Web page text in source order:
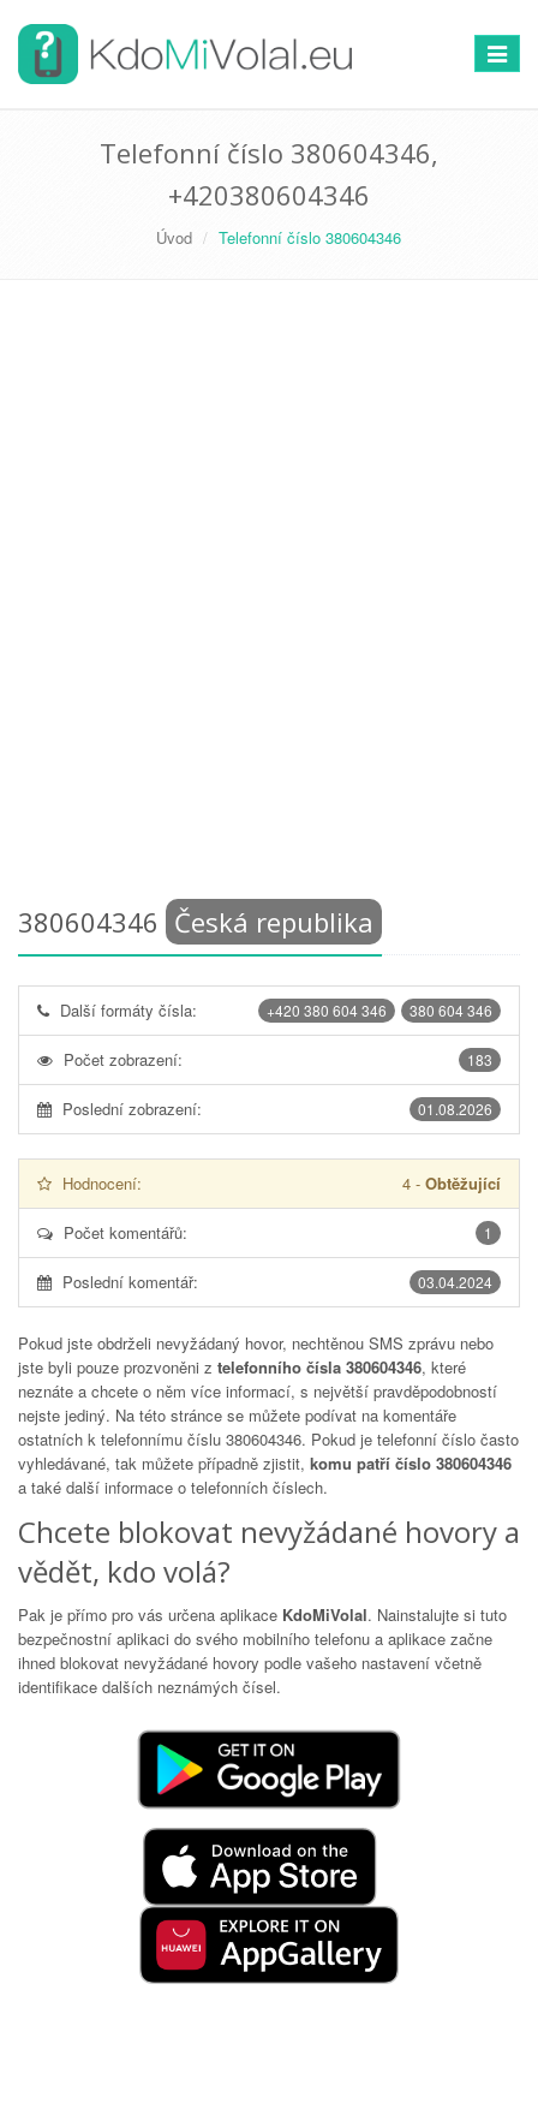
Telefonní číslo 380604346,
+420380604346
Úvod Telefonní číslo 380604346
380604346 Česká republika
380 604 346
+420 380 604 346
Další formáty čísla:
183
Počet zobrazení:
01.08.2026
Poslední zobrazení:
Hodnocení: 4 - Obtěžující
1
Počet komentářů:
03.04.2024
Poslední komentář:
Pokud jste obdrželi nevyžádaný hovor, nechtěnou SMS zprávu nebo
jste byli pouze prozvoněni z telefonního čísla 380604346, které
neznáte a chcete o něm více informací, s největší pravděpodobností
nejste jediný. Na této stránce se můžete podívat na komentáře
ostatních k telefonnímu číslu 380604346. Pokud je telefonní číslo často
vyhledávané, tak můžete případně zjistit, komu patří číslo 380604346
a také další informace o telefonních číslech.
Chcete blokovat nevyžádané hovory a
vědět, kdo volá?
Pak je přímo pro vás určena aplikace KdoMiVolal. Nainstalujte si tuto
bezpečnostní aplikaci do svého mobilního telefonu a aplikace začne
ihned blokovat nevyžádané hovory podle vašeho nastavení včetně
identifikace dalších neznámých čísel.